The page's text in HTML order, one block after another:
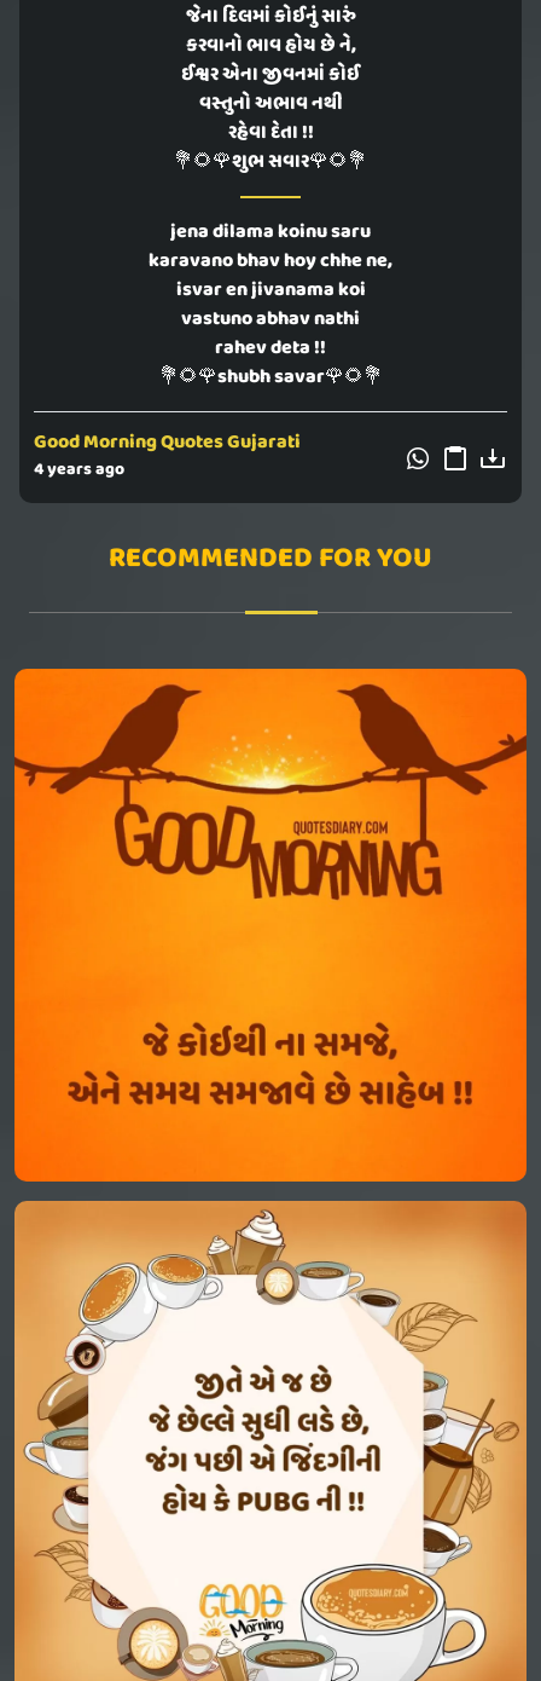
જેના દિલમાં કોઈનું સારું
કરવાનો ભાવ હોય છે ને,
ઈશ્વર એના જીવનમાં કોઈ
વસ્તુનો અભાવ નથી
રહેવા દેતા !!
💐🌻🌹શુભ સવાર🌹🌻💐
jena dilama koinu saru
karavano bhav hoy chhe ne,
isvar en jivanama koi
vastuno abhav nathi
rahev deta !!
💐🌻🌹shubh savar🌹🌻💐
Good Morning Quotes Gujarati
4 years ago
RECOMMENDED FOR YOU